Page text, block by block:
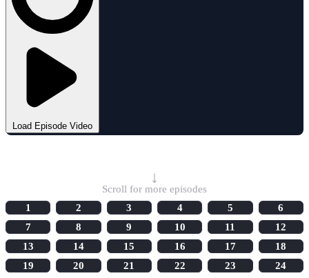
Load Episode Video
↓
Scroll for more episodes
1
2 3 4 5
6
7
8 9 10 11
12
13
14 15 16 17
18
19
20 21 22 23
24